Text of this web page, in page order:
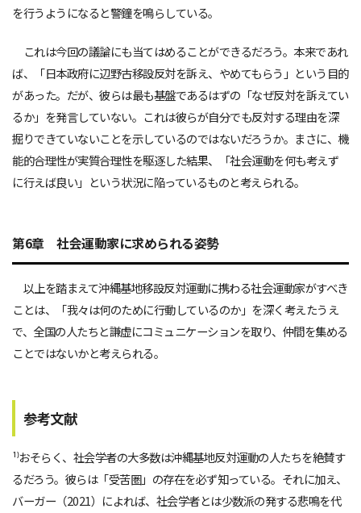
を行うようになると警鐘を鳴らしている。
これは今回の議論にも当てはめることができるだろう。本来であれ
ば、「日本政府に辺野古移設反対を訴え、やめてもらう」という目的
があった。だが、彼らは最も基盤であるはずの「なぜ反対を訴えてい
るか」を発言していない。これは彼らが自分でも反対する理由を深
掘りできていないことを示しているのではないだろうか。まさに、機
能的合理性が実質合理性を駆逐した結果、「社会運動を何も考えず
に行えば良い」という状況に陥っているものと考えられる。
第6章 社会運動家に求められる姿勢
以上を踏まえて沖縄基地移設反対運動に携わる社会運動家がすべき
ことは、「我々は何のために行動しているのか」を深く考えたうえ
で、全国の人たちと謙虚にコミュニケーションを取り、仲間を集める
ことではないかと考えられる。
参考文献
¹⁾おそらく、社会学者の大多数は沖縄基地反対運動の人たちを絶賛す
るだろう。彼らは「受苦圏」の存在を必ず知っている。それに加え、
バーガー（2021）によれば、社会学者とは少数派の発する悲鳴を代